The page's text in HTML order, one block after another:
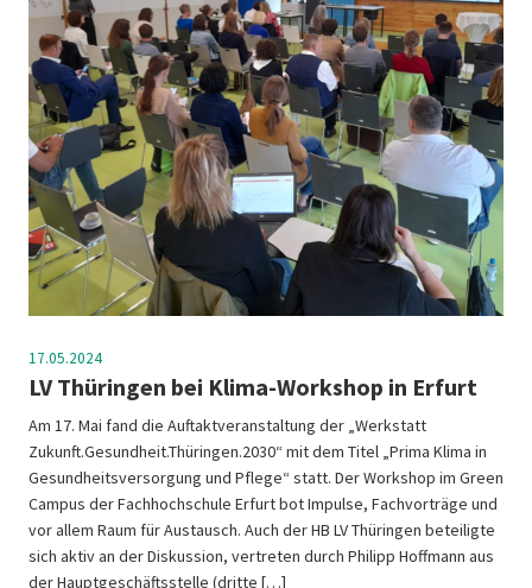
17.05.2024
LV Thüringen bei Klima-Workshop in Erfurt
Am 17. Mai fand die Auftaktveranstaltung der „Werkstatt
Zukunft.Gesundheit.Thüringen.2030“ mit dem Titel „Prima Klima in
Gesundheitsversorgung und Pflege“ statt. Der Workshop im Green
Campus der Fachhochschule Erfurt bot Impulse, Fachvorträge und
vor allem Raum für Austausch. Auch der HB LV Thüringen beteiligte
sich aktiv an der Diskussion, vertreten durch Philipp Hoffmann aus
der Hauptgeschäftsstelle (dritte […]